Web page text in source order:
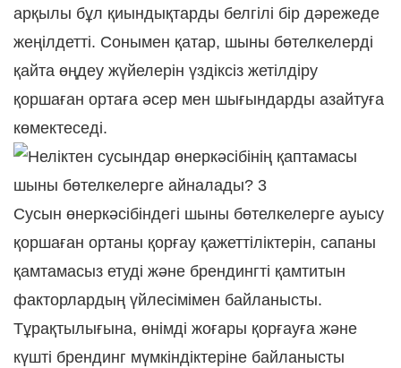
арқылы бұл қиындықтарды белгілі бір дәрежеде
жеңілдетті. Сонымен қатар, шыны бөтелкелерді
қайта өңдеу жүйелерін үздіксіз жетілдіру
қоршаған ортаға әсер мен шығындарды азайтуға
көмектеседі.
Сусын өнеркәсібіндегі шыны бөтелкелерге ауысу
қоршаған ортаны қорғау қажеттіліктерін, сапаны
қамтамасыз етуді және брендингті қамтитын
факторлардың үйлесімімен байланысты.
Тұрақтылығына, өнімді жоғары қорғауға және
күшті брендинг мүмкіндіктеріне байланысты